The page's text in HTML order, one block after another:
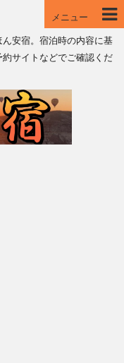
メニュー
安宿。宿泊時の内容に基
サイトなどでご確認くだ